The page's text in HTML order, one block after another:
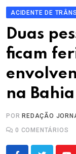
ACIDENTE DE
Duas
ficam
na Bahia
POR REDAÇÃO
0 COMENTÁRIOS